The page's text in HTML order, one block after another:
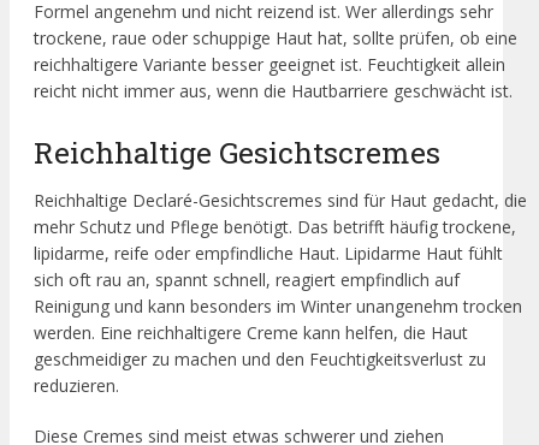
Formel angenehm und nicht reizend ist. Wer allerdings sehr
trockene, raue oder schuppige Haut hat, sollte prüfen, ob eine
reichhaltigere Variante besser geeignet ist. Feuchtigkeit allein
reicht nicht immer aus, wenn die Hautbarriere geschwächt ist.
Reichhaltige Gesichtscremes
Reichhaltige Declaré-Gesichtscremes sind für Haut gedacht, die
mehr Schutz und Pflege benötigt. Das betrifft häufig trockene,
lipidarme, reife oder empfindliche Haut. Lipidarme Haut fühlt
sich oft rau an, spannt schnell, reagiert empfindlich auf
Reinigung und kann besonders im Winter unangenehm trocken
werden. Eine reichhaltigere Creme kann helfen, die Haut
geschmeidiger zu machen und den Feuchtigkeitsverlust zu
reduzieren.
Diese Cremes sind meist etwas schwerer und ziehen